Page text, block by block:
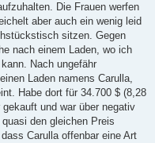
Die Frauen werfen
aber auch ein wenig leid
sitzen. Gegen
nach einem Laden, wo ich
Nach ungefähr
Laden namens Carulla,
Habe dort für 34.700 $ (8,28
und war über negativ
den gleichen Preis
Carulla offenbar eine Art